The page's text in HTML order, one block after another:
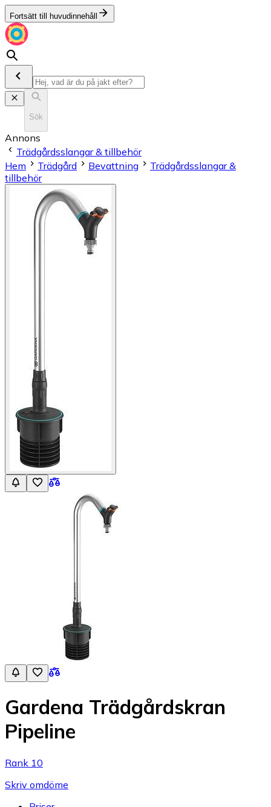
Fortsätt till huvudinnehåll
Sök
Annons
Trädgårdsslangar & tillbehör
Hem
Trädgård Bevattning
Trädgårdsslangar &
tillbehör
Gardena Trädgårdskran
Pipeline
Rank 10
Skriv omdöme